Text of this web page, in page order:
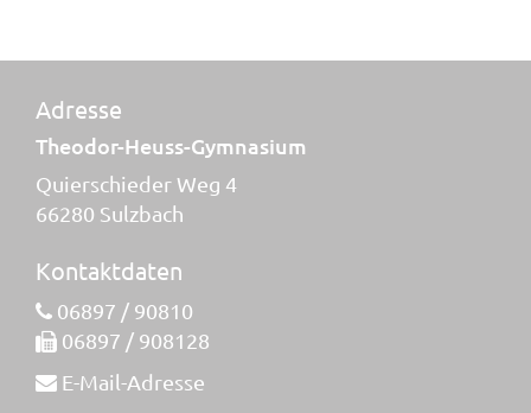
Adresse
Theodor-Heuss-Gymnasium
Quierschieder Weg 4
66280 Sulzbach
Kontaktdaten
06897 / 90810
06897 / 908128
E-Mail-Adresse